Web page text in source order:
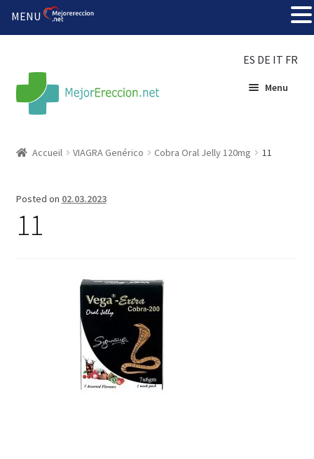
ES DE IT FR
Menu
Organiser une fête
Súper amantes
Voyage romantique.
Comment choisir?
Accueil VIAGRA Genérico Cobra Oral Jelly 120mg 11
Posted on 02.03.2023
11
MENU